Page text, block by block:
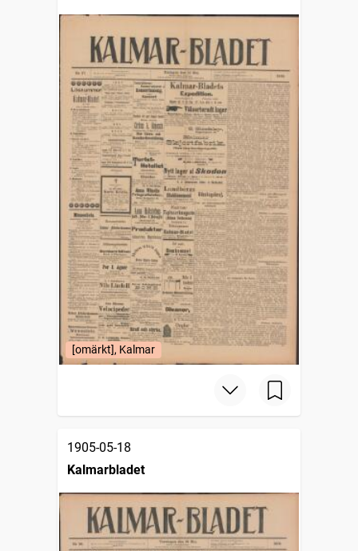
[omärkt], Kalmar
1905-05-18
Kalmarbladet